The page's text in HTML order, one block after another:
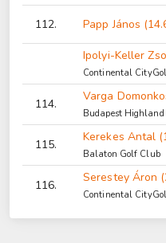
112. Papp János
Ipolyi-Keller
Continental
114.
Varga
Budapest
115.
Kerekes Antal
Balaton Golf Club
116.
Serestey Áron
Continental